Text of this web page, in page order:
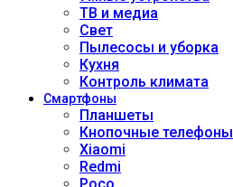
ТВ и медиа
Свет
Пылесосы и уборка
Кухня
Контроль климата
Смартфоны
Планшеты
Кнопочные телефоны
Xiaomi
Redmi